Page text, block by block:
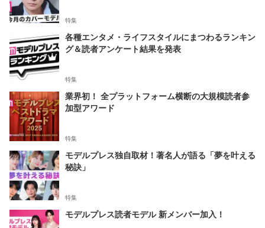
特集
各種エンタメ・ライフスタイルにまつわるランキン
グ＆読者アンケート結果を発表
特集
業界初！ 全プラットフォーム横断の大規模読者参
加型アワード
特集
モデルプレス独自取材！著名人が語る「夢を叶える
秘訣」
特集
モデルプレス読者モデル 新メンバー加入！